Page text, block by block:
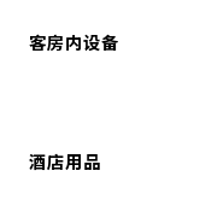
客房内设备
酒店用品